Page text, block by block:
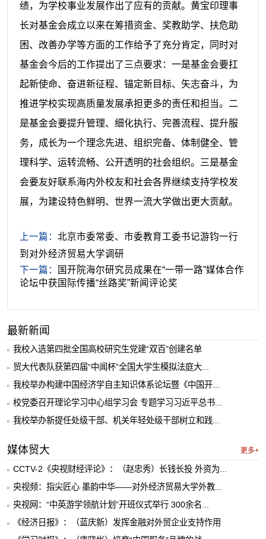
绩，为学校事业发展作出了应有的贡献。黄宝印理事
长对基金会成立以来在筹措资金、奖教助学、扶危助
困、改善办学等方面的工作给予了充分肯定，同时对
基金会今后的工作提出了三点要求： 一是基金会要扛
起新使命、奋进新征程、锚定新目标、矢志奋斗，为
推进学校实现高质量发展承担更多的责任和担当。 二
是基金会要提升管理、细化执行、完善流程、提升服
务，成长为一个理念先进、组织完备、体制健全、管
理科学、运转流畅、公开透明的社会组织。
三是基金
会要友好联系海内外校友和社会各界继续支持学校发
展， 为建设特色鲜明、世界一流大学做出更大贡献。
上一篇： 北京市委常委、市委教育工委书记游钧一行
到对外经济贸易大学调研
下一篇：
国开院海尔研究员成果在“一带一路”媒体合作
论坛中获国际传播“丝路奖”新闻评论奖
最新新闻
我校入选第四批全国高校研究生党建“双百”创建名单
贸大代表队获第四届“中闻杯”全国大学生模拟法庭大...
我校举办构建中国经济学自主知识体系论坛暨《中国开...
校党委召开理论学习中心组学习会 专题学习习近平总书...
我校举办新提任处级干部、机关年轻处级干部树立和践...
媒体贸大 更多+
CCTV-2《央视财经评论》：（赵忠秀）长钱长投 外资为...
央视频：指尖匠心 墨韵中华——对外经济贸易大学外教...
央视网：“中英游学领航计划”开班仪式举行 300余名...
《经济日报》：（蓝庆新）发挥金融对外贸企业支持作用